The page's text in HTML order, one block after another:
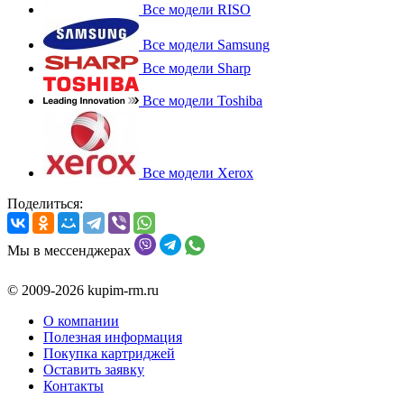
Все модели RISO
Все модели Samsung
Все модели Sharp
Все модели Toshiba
Все модели Xerox
Поделиться:
Мы в мессенджерах
© 2009-2026 kupim-rm.ru
О компании
Полезная информация
Покупка картриджей
Оставить заявку
Контакты